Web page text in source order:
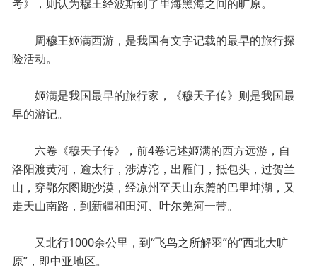
考》，则认为穆王经波斯到了里海黑海之间的旷原。
周穆王姬满西游，是我国有文字记载的最早的旅行探
险活动。
姬满是我国最早的旅行家，《穆天子传》则是我国最
早的游记。
六卷《穆天子传》，前4卷记述姬满的西方远游，自
洛阳渡黄河，逾太行，涉滹沱，出雁门，抵包头，过贺兰
山，穿鄂尔图期沙漠，经凉州至天山东麓的巴里坤湖，又
走天山南路，到新疆和田河、叶尔羌河一带。
又北行1000余公里，到“飞鸟之所解羽”的“西北大旷
原”，即中亚地区。